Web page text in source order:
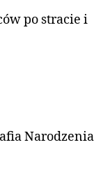
po stracie i
Narodzenia